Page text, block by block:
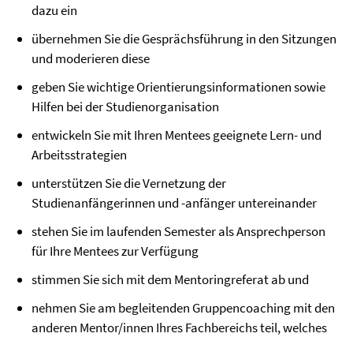
dazu ein
übernehmen Sie die Gesprächsführung in den Sitzungen
und moderieren diese
geben Sie wichtige Orientierungsinformationen sowie
Hilfen bei der Studienorganisation
entwickeln Sie mit Ihren Mentees geeignete Lern- und
Arbeitsstrategien
unterstützen Sie die Vernetzung der
Studienanfängerinnen und -anfänger untereinander
stehen Sie im laufenden Semester als Ansprechperson
für Ihre Mentees zur Verfügung
stimmen Sie sich mit dem Mentoringreferat ab und
nehmen Sie am begleitenden Gruppencoaching mit den
anderen Mentor/innen Ihres Fachbereichs teil, welches